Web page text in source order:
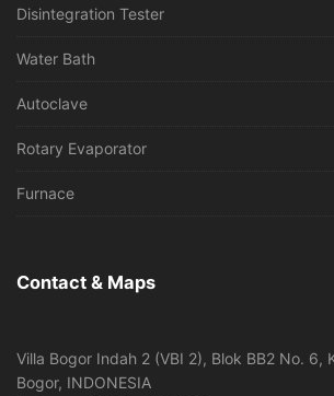
Disintegration Tester
Water Bath
Autoclave
Rotary Evaporator
Furnace
Contact & Maps
Villa Bogor Indah 2 (VBI 2), Blok BB2 No. 6,
Bogor, INDONESIA